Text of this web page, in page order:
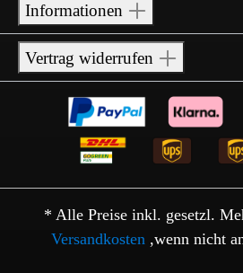
Informationen
Vertrag widerrufen
* Alle Preise inkl. gesetzl.
Versandkosten ,wenn nicht